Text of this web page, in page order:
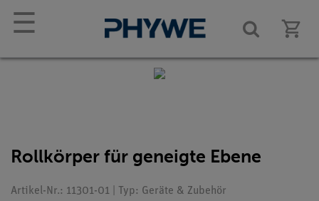
☰
Rollkörper für geneigte Ebene
Artikel-Nr.: 11301-01 | Typ: Geräte & Zubehör